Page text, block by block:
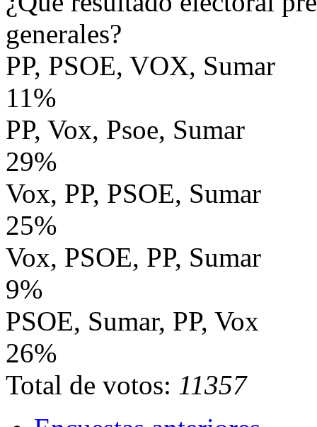
generales?
PP, PSOE, VOX, Sumar
11%
PP, Vox, Psoe, Sumar
29%
Vox, PP, PSOE, Sumar
25%
Vox, PSOE, PP, Sumar
9%
PSOE, Sumar, PP, Vox
26%
Total de votos: 11357